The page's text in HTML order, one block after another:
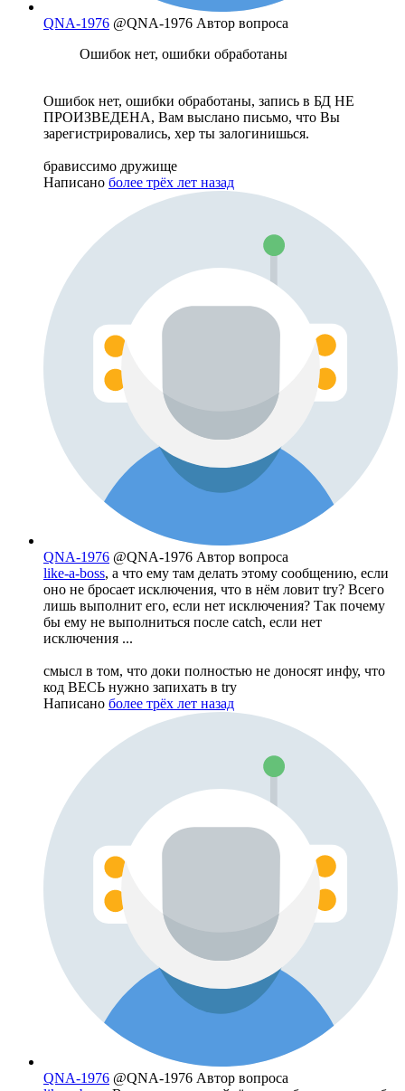
QNA-1976 @QNA-1976 Автор вопроса
Ошибок нет, ошибки обработаны
Ошибок нет, ошибки обработаны, запись в БД НЕ
ПРОИЗВЕДЕНА, Вам выслано письмо, что Вы
зарегистрировались, хер ты залогинишься.
брависсимо дружище
Написано более трёх лет назад
QNA-1976 @QNA-1976 Автор вопроса
like-a-boss, а что ему там делать этому сообщению, если
оно не бросает исключения, что в нём ловит try? Всего
лишь выполнит его, если нет исключения? Так почему
бы ему не выполниться после catch, если нет
исключения ...
смысл в том, что доки полностью не доносят инфу, что
код ВЕСЬ нужно запихать в try
Написано более трёх лет назад
QNA-1976 @QNA-1976 Автор вопроса